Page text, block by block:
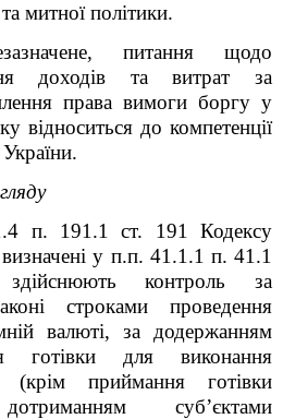
митної політики.
питання щодо
доходів та витрат за
права вимоги боргу у
відноситься до компетенції
п. 191 .1 ст. 191
Кодексу
у п.п. 41.1.1 п. 41.1
контроль за
строками проведення
валюті, за додержанням
готівки для виконання
(крім приймання готівки
суб’єктами